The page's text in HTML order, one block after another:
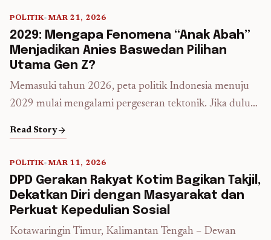
yang relatif lebih ramah di kantong. Salah satu kampus
yang sering menjadi pilihan adalah Universitas Ma’soem,
yang menawarkan berbagai program studi ...
5 min read
POLITIK•MAR 21, 2026
2029: Mengapa Fenomena “Anak Abah”
Menjadikan Anies Baswedan Pilihan
Utama Gen Z?
Memasuki tahun 2026, peta politik Indonesia menuju
2029 mulai mengalami pergeseran tektonik. Jika dulu
sering muncul di iklan televisi atau baliho raksasa, kini
algoritma dan hati Generasi Z. Di tengah riuh rendah
bursa calon pemimpin masa depan, satu nama muncul
dengan resonansi ... Read more
Read Storyarrow_forward
5 min read
POLITIK•MAR 11, 2026
DPD Gerakan Rakyat Kotim Bagikan Takjil,
Dekatkan Diri dengan Masyarakat dan
Perkuat Kepedulian Sosial
Kotawaringin Timur, Kalimantan Tengah – Dewan